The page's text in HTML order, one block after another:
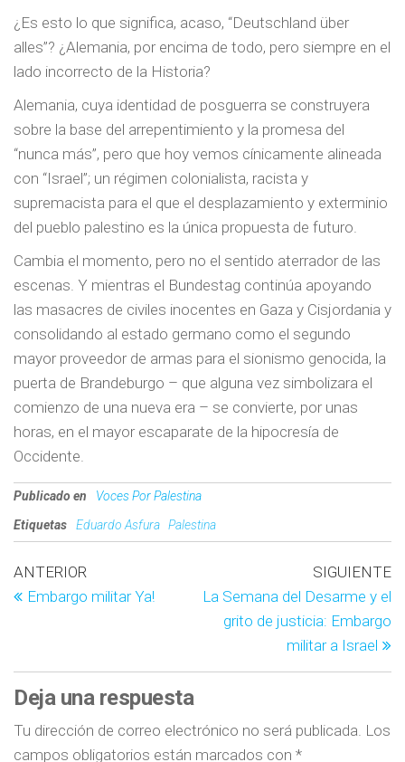
¿Es esto lo que significa, acaso, “Deutschland über
alles”? ¿Alemania, por encima de todo, pero siempre en el
lado incorrecto de la Historia?
Alemania, cuya identidad de posguerra se construyera
sobre la base del arrepentimiento y la promesa del
“nunca más”, pero que hoy vemos cínicamente alineada
con “Israel”; un régimen colonialista, racista y
supremacista para el que el desplazamiento y exterminio
del pueblo palestino es la única propuesta de futuro.
Cambia el momento, pero no el sentido aterrador de las
escenas. Y mientras el Bundestag continúa apoyando
las masacres de civiles inocentes en Gaza y Cisjordania y
consolidando al estado germano como el segundo
mayor proveedor de armas para el sionismo genocida, la
puerta de Brandeburgo – que alguna vez simbolizara el
comienzo de una nueva era – se convierte, por unas
horas, en el mayor escaparate de la hipocresía de
Occidente.
Publicado en
Voces Por Palestina
Etiquetas
Eduardo Asfura Palestina
ANTERIOR
Embargo militar Ya!
SIGUIENTE
La Semana del Desarme y el
grito de justicia: Embargo
militar a Israel
Deja una respuesta
Tu dirección de correo electrónico no será publicada. Los
campos obligatorios están marcados con *